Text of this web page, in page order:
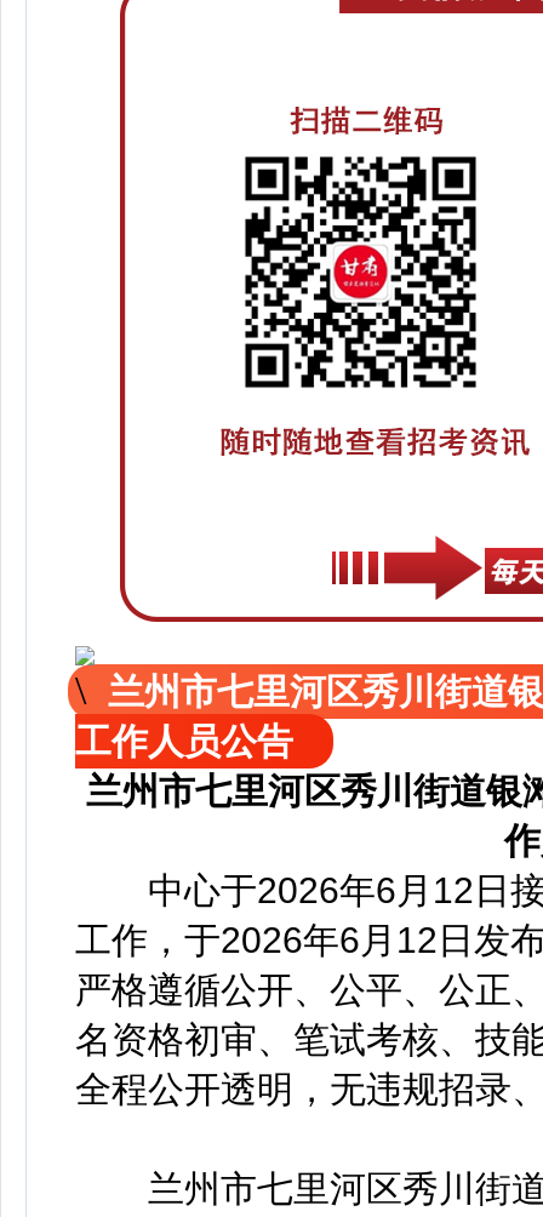
兰州市七里河区秀川街道
工作人员公告
兰州市七里河区秀川街道银
中心于2026年6月12日接
工作，于2026年6月12日发
严格遵循公开、公平、公正
名资格初审、笔试考核、技
全程公开透明，无违规招录
兰州市七里河区秀川街道